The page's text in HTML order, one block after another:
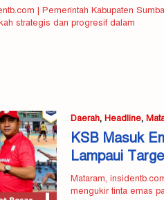
| Pemerintah Kabupaten
strategis dan progresif dalam
Daerah, Headline,
KSB Masuk
Lampaui
Mataram,
mengukir tinta emas